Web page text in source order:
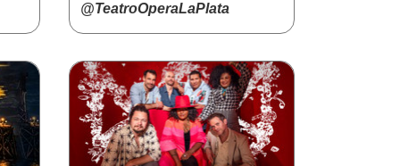
@TeatroOperaLaPlata